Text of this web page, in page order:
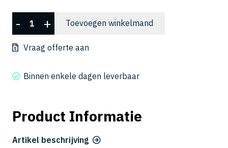
CSELB
2005-
0125
- + Toevoegen winkelmand
Vraag offerte aan
Binnen enkele dagen leverbaar
Product Informatie
Artikel beschrijving